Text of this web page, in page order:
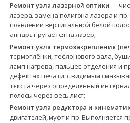
Ремонт узла лазерной оптики —
лазера, замена полигона лазера и
появлении вертикальной белой
аппарат ругается на лазер;
Ремонт узла термозакрепления
термоплёнки, тефлонового вала,
ламп нагрева, пальцев отделения и
дефектах печати, с видимым
текста через определённый
полосы через весь лист;
Ремонт узла редуктора и
двигателей, муфт и пр. Выполняется